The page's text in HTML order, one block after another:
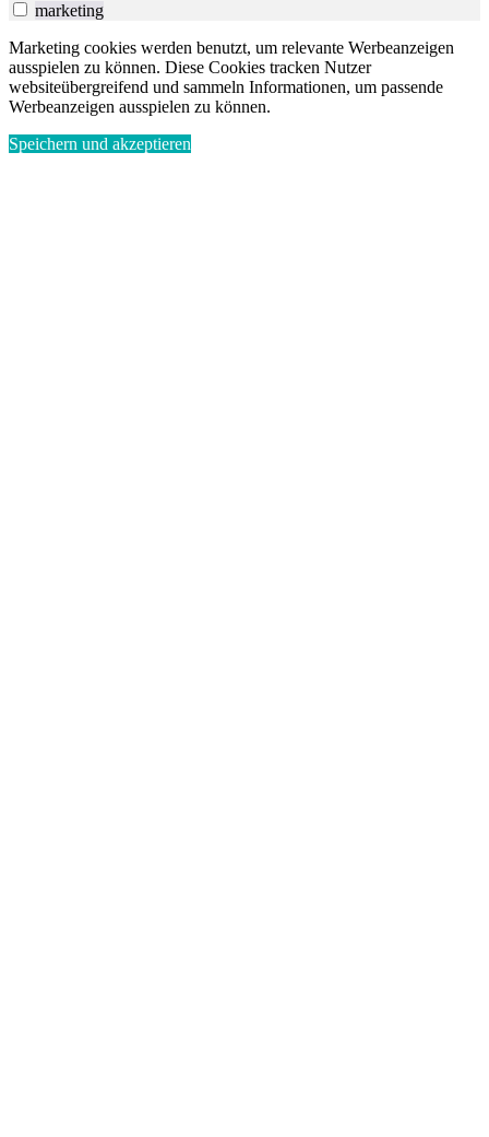
marketing
Marketing cookies werden benutzt, um relevante Werbeanzeigen
ausspielen zu können. Diese Cookies tracken Nutzer
websiteübergreifend und sammeln Informationen, um passende
Werbeanzeigen ausspielen zu können.
Speichern und akzeptieren